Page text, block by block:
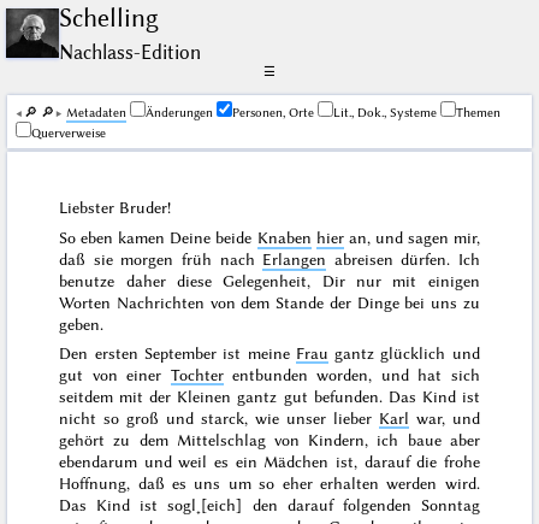
Schelling
Nachlass-Edition
☰
🔎︎ 🔎︎ Me­ta­da­ten Änderungen Personen, Orte Lit., Dok., Systeme
Themen
Querverweise
Liebster Bruder!
So eben kamen Deine beide Knaben hieran, und sagen mir,
daß sie morgen früh nach Erlangen abreisen dürfen. Ich
benutze daher diese Gelegenheit, Dir nur mit einigen
Worten Nachrichten von dem Stande der Dinge bei uns zu
geben.
Den ersten Septemberist meine Frau gantz glücklich und
gut von einer Tochterentbunden worden, und hat sich
seitdem mit der Kleinen gantz gut befunden. Das Kind ist
nicht so groß und starck, wie unser lieber Karl war, und
gehört zu dem Mittelschlag von Kindern, ich baue aber
ebendarum und weil es ein Mädchen ist, darauf die frohe
Hoffnung, daß es uns um so eher erhalten werden wird.
Das Kind ist sogl˖[eich] den darauf folgenden Sonntag